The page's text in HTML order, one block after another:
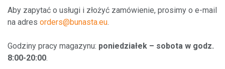
Aby zapytać o usługi i złożyć zamówienie, prosimy o e-mail
na adres orders@bunasta.eu.
Godziny pracy magazynu: poniedziałek – sobota w godz.
8:00-20:00.